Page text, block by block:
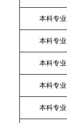
本科专业
本科专业
本科专业
本科专业
本科专业